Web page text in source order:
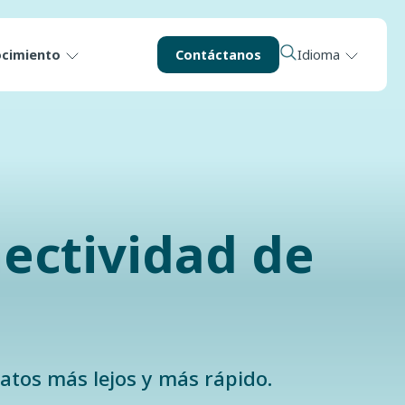
Contáctanos Idioma
de
más lejos y más rápido.